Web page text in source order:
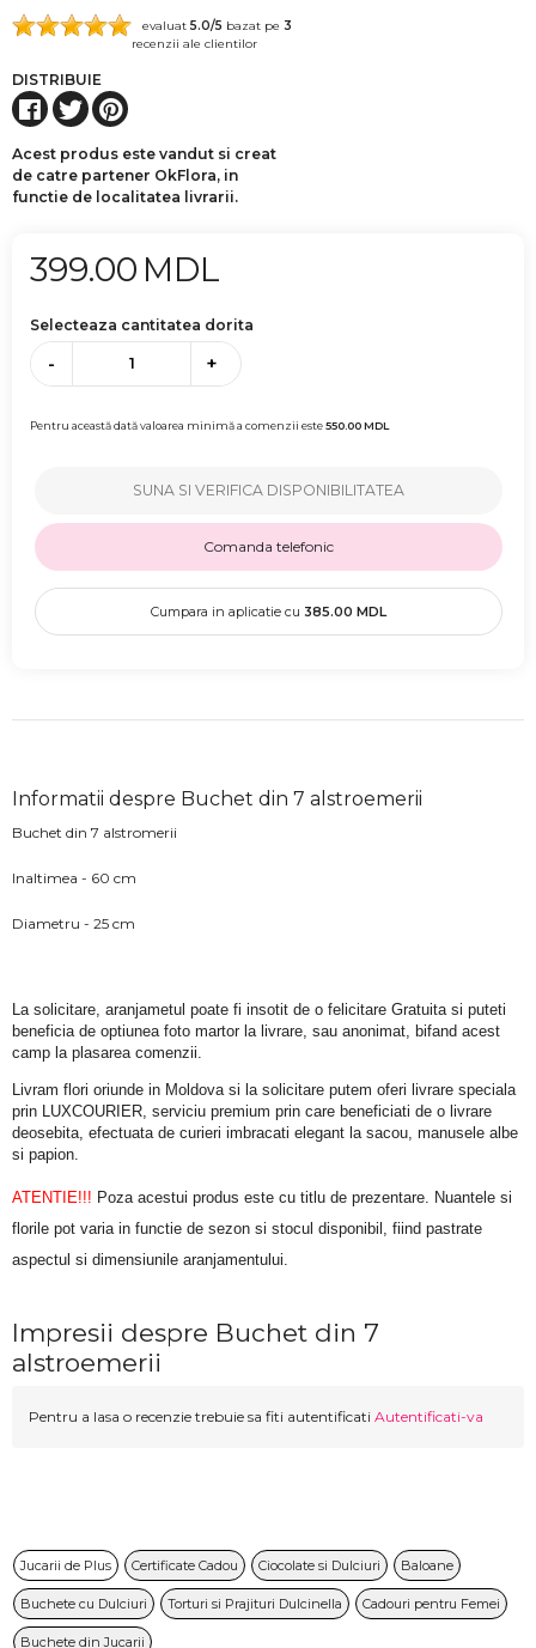
evaluat 5.0/5 bazat pe 3
recenzii ale clientilor
DISTRIBUIE
Acest produs este vandut si creat
de catre partener OkFlora, in
functie de localitatea livrarii.
399.00 MDL
Selecteaza cantitatea dorita
- +
Pentru această dată valoarea minimă a comenzii este550.00MDL
SUNA SI VERIFICA DISPONIBILITATEA
Comanda telefonic
Cumpara in aplicatie cu 385.00 MDL
Informatii despre Buchet din 7 alstroemerii
Buchet din 7 alstromerii
Inaltimea - 60 cm
Diametru - 25 cm
La solicitare, aranjametul poate fi insotit de o felicitare Gratuita si puteti
beneficia de optiunea foto martor la livrare, sau anonimat, bifand acest
camp la plasarea comenzii.
Livram flori oriunde in Moldova si la solicitare putem oferi livrare speciala
prin LUXCOURIER, serviciu premium prin care beneficiati de o livrare
deosebita, efectuata de curieri imbracati elegant la sacou, manusele albe
si papion.
ATENTIE!!! Poza acestui produs este cu titlu de prezentare. Nuantele si
florile pot varia in functie de sezon si stocul disponibil, fiind pastrate
aspectul si dimensiunile aranjamentului.
Impresii despre Buchet din 7
alstroemerii
Pentru a lasa o recenzie trebuie sa fiti autentificati Autentificati-va
Jucarii de Plus Certificate Cadou Ciocolate si Dulciuri Baloane
Buchete cu Dulciuri Torturi si Prajituri Dulcinella Cadouri pentru Femei
Buchete din Jucarii